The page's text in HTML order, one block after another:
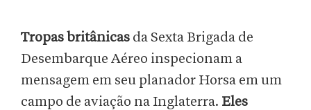
Tropas britânicas da Sexta Brigada de
Desembarque Aéreo inspecionam a
mensagem em seu planador Horsa em um
campo de aviação na Inglaterra. Eles